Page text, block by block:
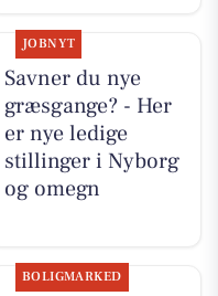
JOBNYT
Savner du nye
græsgange? - Her
er nye ledige
stillinger i Nyborg
og omegn
BOLIGMARKED